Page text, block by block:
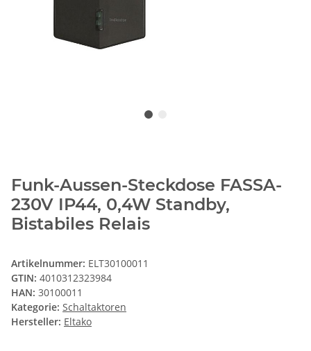
Funk-Aussen-Steckdose FASSA-
230V IP44, 0,4W Standby,
Bistabiles Relais
Artikelnummer: ELT30100011
GTIN: 4010312323984
HAN: 30100011
Kategorie: Schaltaktoren
Hersteller: Eltako